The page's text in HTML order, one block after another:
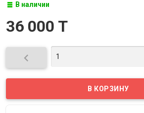
В наличии
36 000 T
